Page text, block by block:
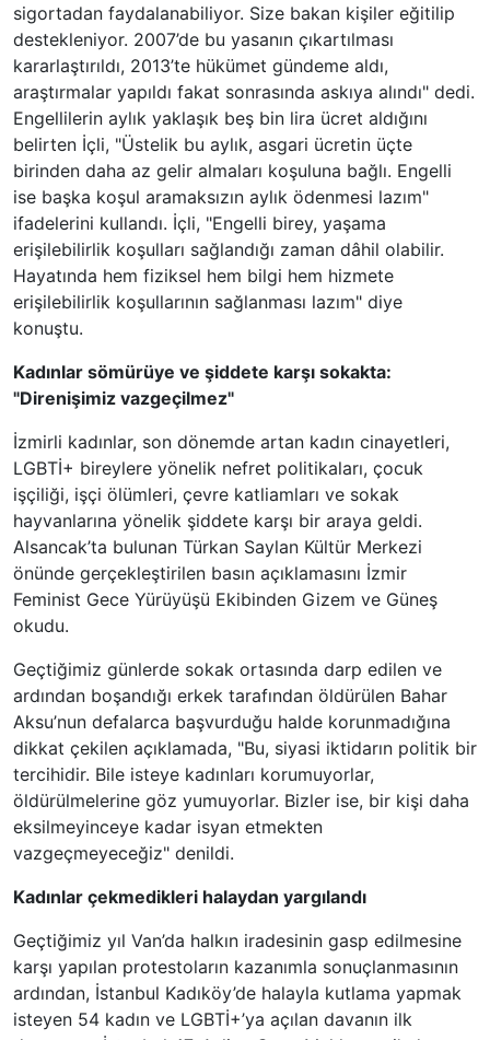
sigortadan faydalanabiliyor. Size bakan kişiler eğitilip
destekleniyor. 2007’de bu yasanın çıkartılması
kararlaştırıldı, 2013’te hükümet gündeme aldı,
araştırmalar yapıldı fakat sonrasında askıya alındı" dedi.
Engellilerin aylık yaklaşık beş bin lira ücret aldığını
belirten İçli, "Üstelik bu aylık, asgari ücretin üçte
birinden daha az gelir almaları koşuluna bağlı. Engelli
ise başka koşul aramaksızın aylık ödenmesi lazım"
ifadelerini kullandı. İçli, "Engelli birey, yaşama
erişilebilirlik koşulları sağlandığı zaman dâhil olabilir.
Hayatında hem fiziksel hem bilgi hem hizmete
erişilebilirlik koşullarının sağlanması lazım" diye
konuştu.
Kadınlar sömürüye ve şiddete karşı sokakta:
"Direnişimiz vazgeçilmez"
İzmirli kadınlar, son dönemde artan kadın cinayetleri,
LGBTİ+ bireylere yönelik nefret politikaları, çocuk
işçiliği, işçi ölümleri, çevre katliamları ve sokak
hayvanlarına yönelik şiddete karşı bir araya geldi.
Alsancak’ta bulunan Türkan Saylan Kültür Merkezi
önünde gerçekleştirilen basın açıklamasını İzmir
Feminist Gece Yürüyüşü Ekibinden Gizem ve Güneş
okudu.
Geçtiğimiz günlerde sokak ortasında darp edilen ve
ardından boşandığı erkek tarafından öldürülen Bahar
Aksu’nun defalarca başvurduğu halde korunmadığına
dikkat çekilen açıklamada, "Bu, siyasi iktidarın politik bir
tercihidir. Bile isteye kadınları korumuyorlar,
öldürülmelerine göz yumuyorlar. Bizler ise, bir kişi daha
eksilmeyinceye kadar isyan etmekten
vazgeçmeyeceğiz" denildi.
Kadınlar çekmedikleri halaydan yargılandı
Geçtiğimiz yıl Van’da halkın iradesinin gasp edilmesine
karşı yapılan protestoların kazanımla sonuçlanmasının
ardından, İstanbul Kadıköy’de halayla kutlama yapmak
isteyen 54 kadın ve LGBTİ+’ya açılan davanın ilk